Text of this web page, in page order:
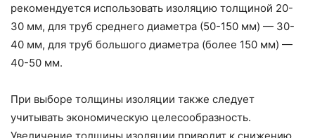
рекомендуется использовать изоляцию толщиной 20-
30 мм, для труб среднего диаметра (50-150 мм) — 30-
40 мм, для труб большого диаметра (более 150 мм) —
40-50 мм.
При выборе толщины изоляции также следует
учитывать экономическую целесообразность.